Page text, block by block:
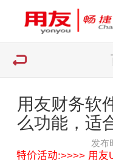
用友财务软
么功能，适
发布
特价活动:>>>> 用友